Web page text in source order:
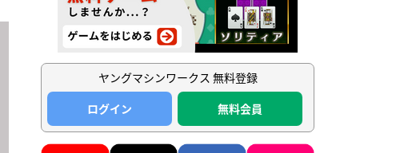
ヤングマシンワークス 無料登録
ログイン
無料会員